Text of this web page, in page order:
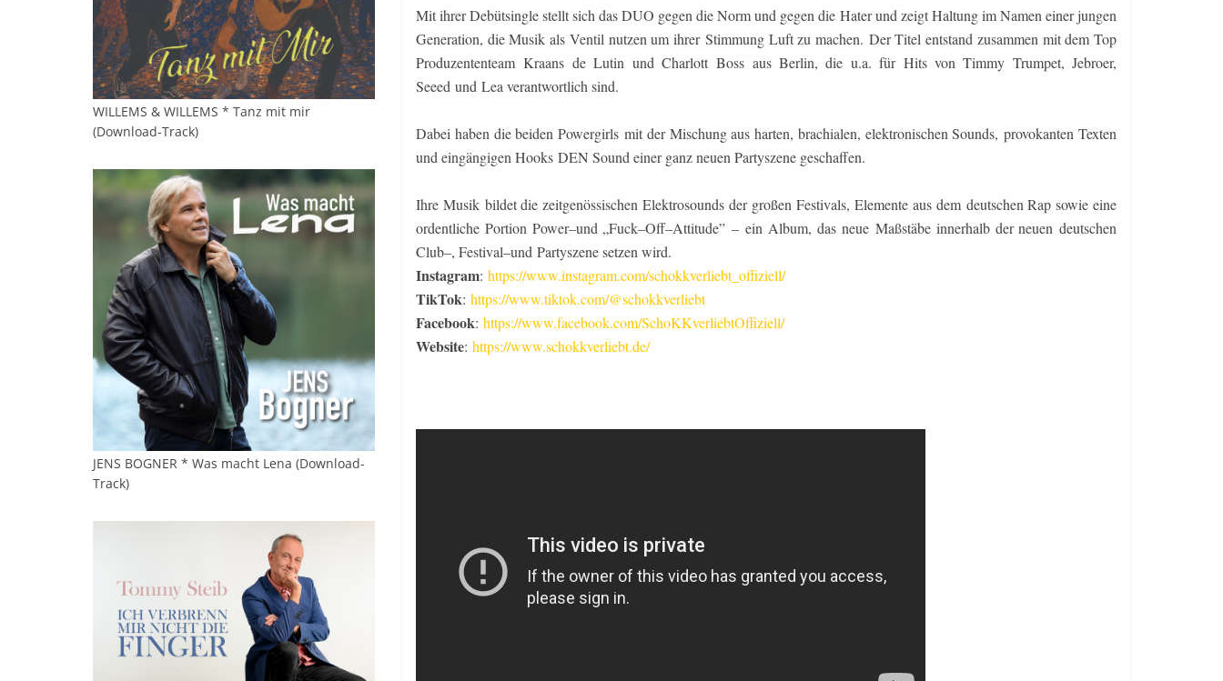
Mit ihrer Debütsingle stellt sich das DUO gegen die Norm und gegen die Hater und zeigt Haltung im Namen einer jungen
Generation, die Musik als Ventil nutzen um ihrer Stimmung Luft zu machen. Der Titel entstand zusammen mit dem Top
ProduzententeamKraans de Lutin und CharlottBoss aus Berlin, die u.a. für Hits von Timmy Trumpet, Jebroer,
Seeed und Lea verantwortlich sind.
Dabei haben die beiden Powergirls mit der Mischung aus harten, brachialen, elektronischen Sounds,provokanten Texten
und eingängigen Hooks DEN Sound einer ganz neuen Partyszene geschaffen.
Ihre Musik bildet die zeitgenössischen Elektrosounds der großenFestivals, Elemente aus dem deutschen Rap sowie eine
ordentliche Portion Power–und „Fuck–Of–Attitude”– ein Album,das neue Maßstäbe innerhalb der neuendeutschen
Club–, Festival–und Partyszene setzen wird.
Instagram: https://www.instagram.com/schokkverliebt_offiziell/
TikTok: https://www.tiktok.com/@schokkverliebt
Facebook: https://www.facebook.com/SchoKKverliebtOffiziell/
Website: https://www.schokkverliebt.de/
WILLEMS & WILLEMS * Tanz mit mir
(Download-Track)
JENS BOGNER * Was macht Lena (Download-
Track)